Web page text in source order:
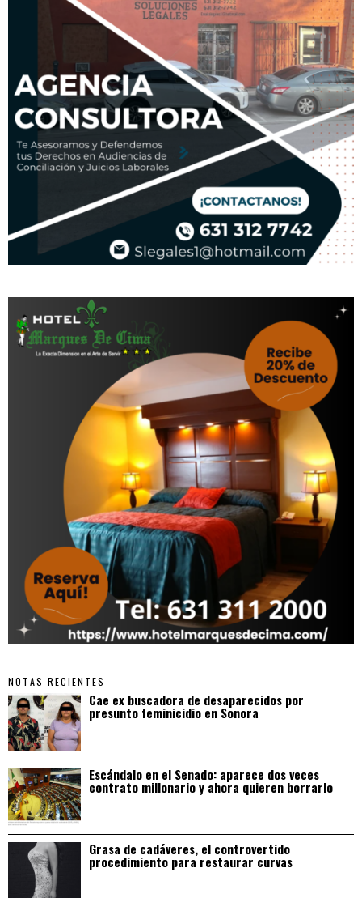
NOTAS RECIENTES
Cae ex buscadora de desaparecidos por
presunto feminicidio en Sonora
Escándalo en el Senado: aparece dos veces
contrato millonario y ahora quieren borrarlo
Grasa de cadáveres, el controvertido
procedimiento para restaurar curvas